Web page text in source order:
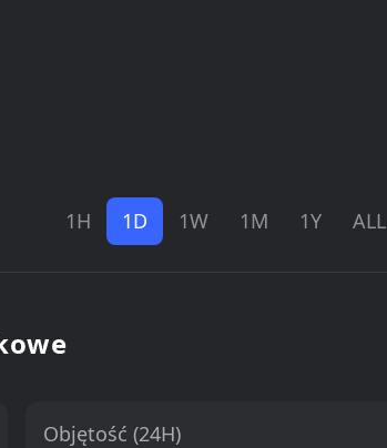
1H 1D 1W 1M 1Y ALL
Objętość (24H)